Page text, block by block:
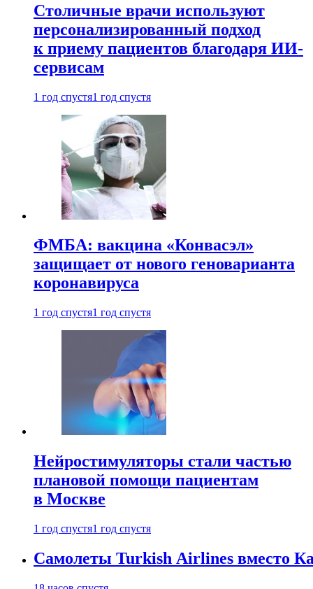
Столичные врачи используют
персонализированный подход
к приему пациентов благодаря ИИ-
сервисам
1 год спустя1 год спустя
ФМБА: вакцина «Конвасэл»
защищает от нового геноварианта
коронавируса
1 год спустя1 год спустя
Нейростимуляторы стали частью
плановой помощи пациентам
в Москве
1 год спустя1 год спустя
Самолеты Turkish Airlines вместо